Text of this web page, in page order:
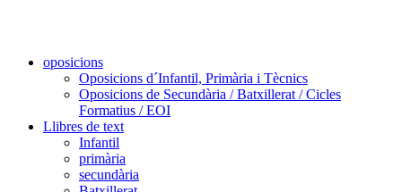
oposicions
Oposicions d´Infantil, Primària i Tècnics
Oposicions de Secundària / Batxillerat / Cicles
Formatius / EOI
Llibres de text
Infantil
primària
secundària